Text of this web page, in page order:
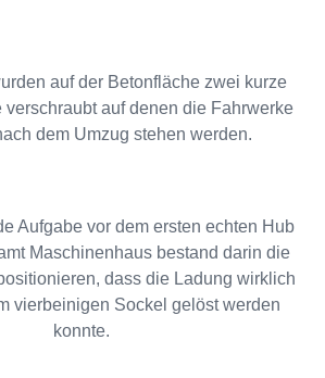
auf der Betonfläche zwei kurze
verschraubt auf denen die Fahrwerke
dem Umzug stehen werden.
Aufgabe vor dem ersten echten Hub
Maschinenhaus bestand darin die
dass die Ladung wirklich
vierbeinigen Sockel gelöst werden
konnte.